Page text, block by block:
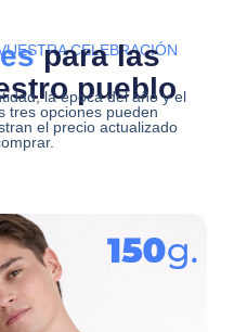
CELEBRACIÓN
para las
pueblo
la época del año y el
tres opciones pueden
el precio actualizado